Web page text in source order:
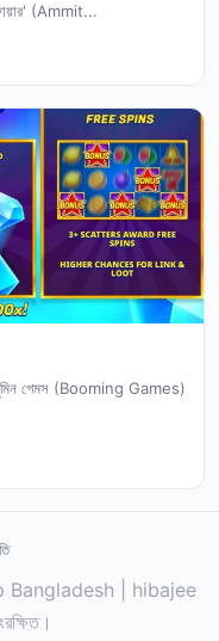
(Ammit...
বুমিন গেমস (Booming Games)
| hibajee